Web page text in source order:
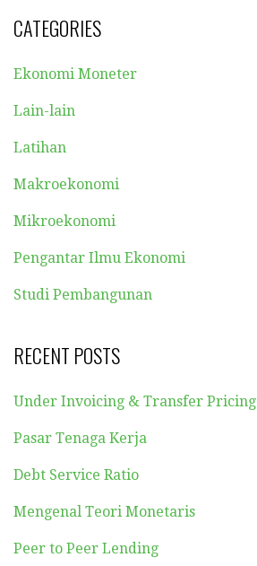
CATEGORIES
Ekonomi Moneter
Lain-lain
Latihan
Makroekonomi
Mikroekonomi
Pengantar Ilmu Ekonomi
Studi Pembangunan
RECENT POSTS
Under Invoicing & Transfer Pricing
Pasar Tenaga Kerja
Debt Service Ratio
Mengenal Teori Monetaris
Peer to Peer Lending